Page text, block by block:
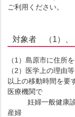
ご利用ください。
対象者 （1）、
（1）島原市に住所
（2）医学上の理由
以上の移動時間を要
医療機関で
妊婦一般健康診
産婦